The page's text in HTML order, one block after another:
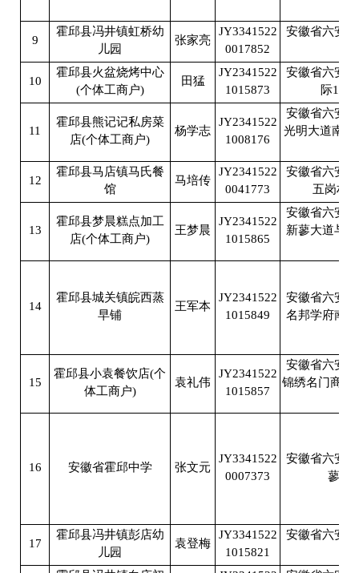
9
霍邱县冯井镇虹桥幼
儿园
张家亮
JY3341522
0017852
安徽省六安
10
霍邱县火盆烧烤中心
(个体工商户)
田猛
JY2341522
1015873
安徽省六安
际15
11
霍邱县熊记记私房菜
店(个体工商户)
杨学志
JY2341522
1008176
安徽省六安
光明大道南段
12
霍邱县马店镇马氏餐
馆
马培传
JY2341522
0041773
安徽省六安
五岗村
13
霍邱县梦晨糕点加工
店(个体工商户)
王梦晨
JY2341522
1015865
安徽省六安
新蓼大道与
14
霍邱县城关镇皖西蒸
早铺
王军本
JY2341522
1015849
安徽省六安
名邦学府南
15
霍邱县小袁餐饮店(个
体工商户)
袁礼伟
JY2341522
1015857
安徽省六安
锦绣名门商1-
16 安徽省霍邱中学 张文元
JY3341522
0007373
安徽省六安
蓼城
17
霍邱县冯井镇彭店幼
儿园
袁登梅
JY3341522
1015821
安徽省六安